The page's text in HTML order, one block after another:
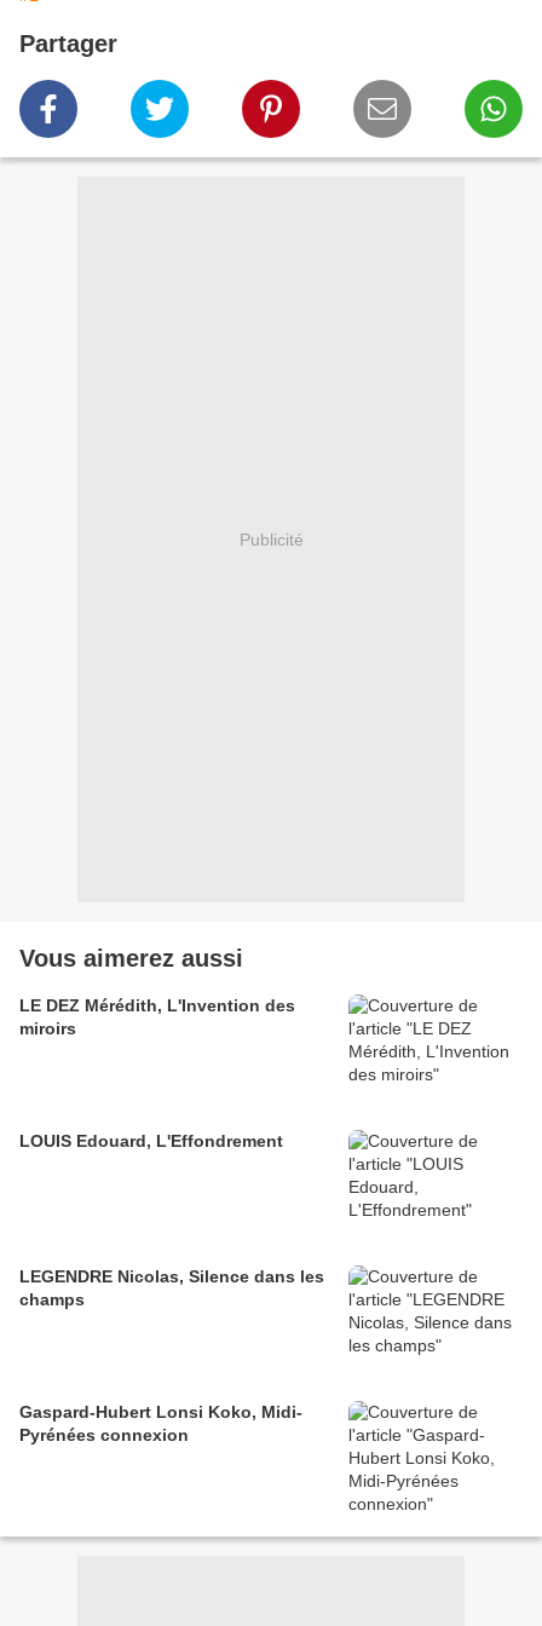
Partager
Publicité
Vous aimerez aussi
LE DEZ Mérédith, L'Invention des
miroirs
LOUIS Edouard, L'Effondrement
LEGENDRE Nicolas, Silence dans les
champs
Gaspard-Hubert Lonsi Koko, Midi-
Pyrénées connexion